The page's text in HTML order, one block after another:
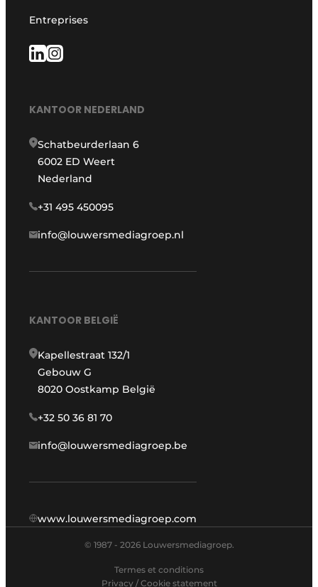
Entreprises
KANTOOR NEDERLAND
Schatbeurderlaan 6
6002 ED Weert
Nederland
+31 495 450095
info@louwersmediagroep.nl
KANTOOR BELGIË
Kapellestraat 132/1
Gebouw G
8020 Oostkamp België
+32 50 36 81 70
info@louwersmediagroep.be
www.louwersmediagroep.com
© 1987 - 2026 Louwersmediagroep.
Termes et conditions
Privacy / Cookie statement